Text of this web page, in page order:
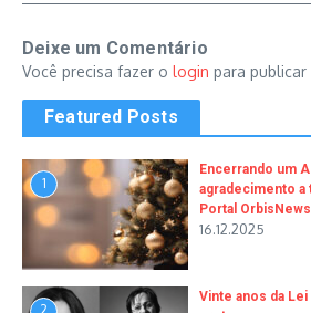
Deixe um Comentário
Você precisa fazer o login para
Featured Posts
1
Encerrando um
agradecimento
Portal OrbisNews
16.12.2025
Vinte anos da Lei